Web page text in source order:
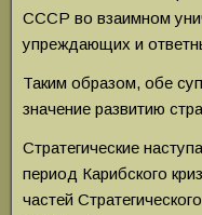
СССР во взаимном
упреждающих и
Таким образом, обе
значение развитию
Стратегические
период Карибского
частей